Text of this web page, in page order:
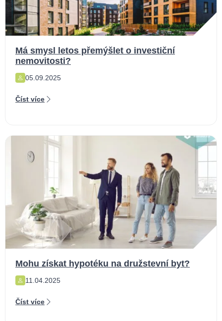
Má smysl letos přemýšlet o investiční
nemovitosti?
05.09.2025
Číst více
Mohu získat hypotéku na družstevní byt?
11.04.2025
Číst více